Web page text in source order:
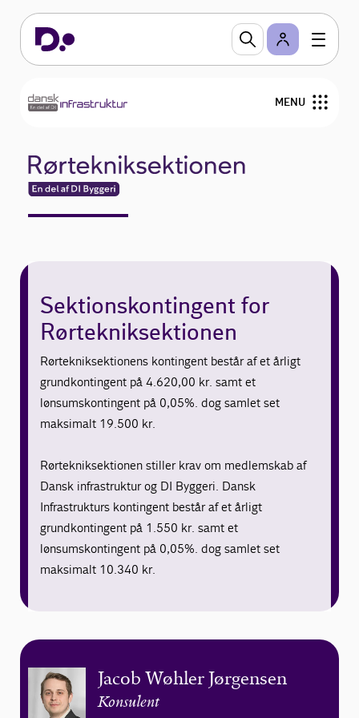
MENU
Udgivelser
Om Dansk Infrastruktur
Sektionskontingent for
Rørtekniksektionen
Rørtekniksektionens kontingent består af et årligt
grundkontingent på 4.620,00 kr. samt et
lønsumskontingent på 0,05%. dog samlet set
maksimalt 19.500 kr.
Rørtekniksektionen stiller krav om medlemskab af
Dansk infrastruktur og DI Byggeri. Dansk
Infrastrukturs kontingent består af et årligt
grundkontingent på 1.550 kr. samt et
lønsumskontingent på 0,05%. dog samlet set
maksimalt 10.340 kr.
Jacob Wøhler Jørgensen
Konsulent